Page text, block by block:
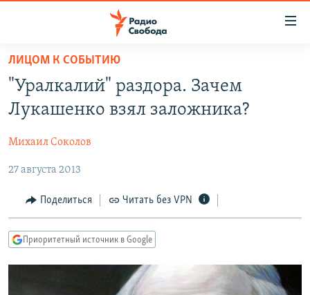
упрощенного
доступа
Вернуться
основному
Вернутся
главной
навигации
Вернутся
ПРОГРАММЫ
ПОДКАСТЫ
АВТОРСКИЕ ПРОЕКТЫ
ЦИТАТЫ СВОБОДЫ
МНЕНИЯ
КУЛЬТУРА
IDEL.РЕАЛИИ
КАВКАЗ.РЕАЛИИ
ЛИЦОМ К СОБЫТИЮ
"Уралкалий" раздора. Зачем
Лукашенко взял заложника?
Михаил Соколов
27 августа 2013
Поделиться Читать без VPN
Приоритетный источник в Google